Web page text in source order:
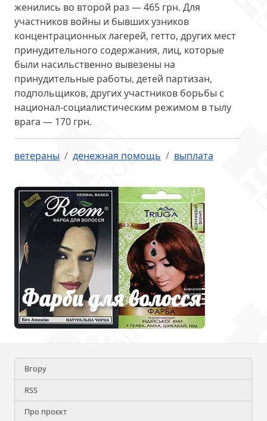
женились во второй раз —465 грн. Для
участников войны и бывших узников
концентрационных лагерей, гетто, других мест
принудительного содержания, лиц, которые
были насильственно вывезены на
принудительные работы, детей партизан,
подпольщиков, других участников борьбы с
национал-социалистическим режимом в тылу
врага — 170 грн.
ветераны денежная помощь выплата
Вгору
RSS
Про проєкт